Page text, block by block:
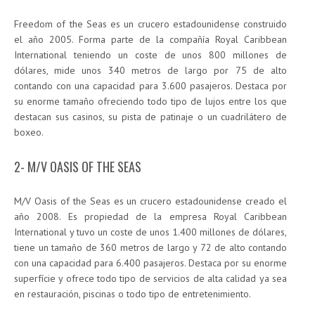
Freedom of the Seas es un crucero estadounidense construido
el año 2005. Forma parte de la compañía Royal Caribbean
International teniendo un coste de unos 800 millones de
dólares, mide unos 340 metros de largo por 75 de alto
contando con una capacidad para 3.600 pasajeros. Destaca por
su enorme tamaño ofreciendo todo tipo de lujos entre los que
destacan sus casinos, su pista de patinaje o un cuadrilátero de
boxeo.
2- M/V OASIS OF THE SEAS
M/V Oasis of the Seas es un crucero estadounidense creado el
año 2008. Es propiedad de la empresa Royal Caribbean
International y tuvo un coste de unos 1.400 millones de dólares,
tiene un tamaño de 360 metros de largo y 72 de alto contando
con una capacidad para 6.400 pasajeros. Destaca por su enorme
superfície y ofrece todo tipo de servicios de alta calidad ya sea
en restauración, piscinas o todo tipo de entretenimiento.